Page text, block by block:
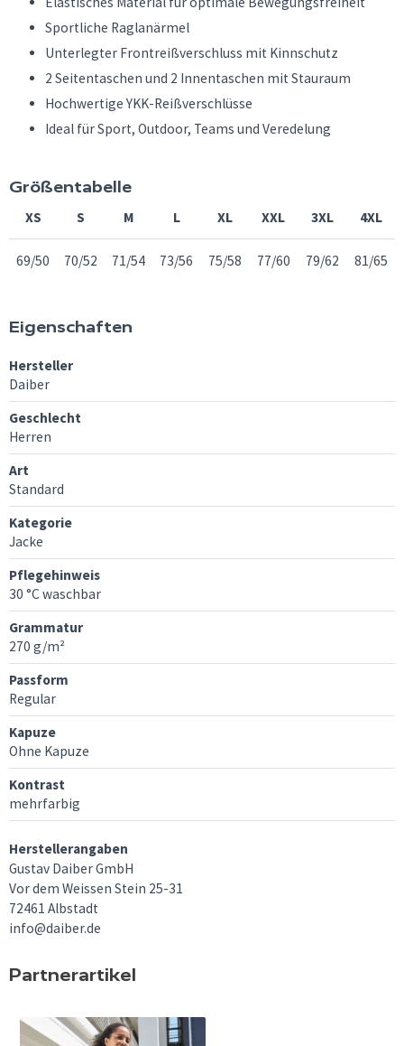
Sportliche Raglanärmel
Unterlegter Frontreißverschluss mit Kinnschutz
2 Seitentaschen und 2 Innentaschen mit Stauraum
Hochwertige YKK-Reißverschlüsse
Ideal für Sport, Outdoor, Teams und Veredelung
Größentabelle
XS S M L XL XXL 3XL 4XL
69/50 70/52 71/54 73/56 75/58 77/60 79/62 81/65
Eigenschaften
Hersteller
Daiber
Geschlecht
Herren
Art
Standard
Kategorie
Jacke
Pflegehinweis
30 °C waschbar
Grammatur
270 g/m²
Passform
Regular
Kapuze
Ohne Kapuze
Kontrast
mehrfarbig
Herstellerangaben
Gustav Daiber GmbH
Vor dem Weissen Stein 25-31
72461 Albstadt
info@daiber.de
Partnerartikel